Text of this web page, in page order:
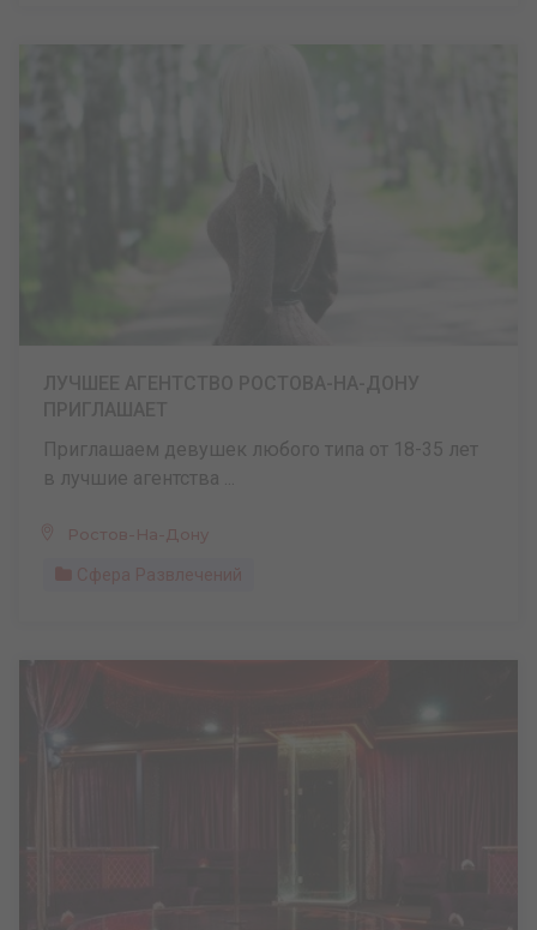
Приглашаем девушек любого типа от 18-35 лет
в лучшие агентства ...
Ростов-На-Дону
Сфера Развлечений